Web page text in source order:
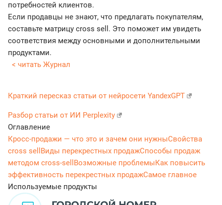
потребностей клиентов.
Если продавцы не знают, что предлагать покупателям,
составьте матрицу cross sell. Это поможет им увидеть
соответствия между основными и дополнительными
продуктами.
< читать Журнал
Краткий пересказ статьи от нейросети YandexGPT
Разбор статьи от ИИ Perplexity
Оглавление
Кросс-продажи — что это и зачем они нужныСвойства
cross sell Виды перекрестных продажСпособы продаж
методом cross-sell Возможные проблемыКак повысить
эффективность перекрестных продажСамое главное
Используемые продукты